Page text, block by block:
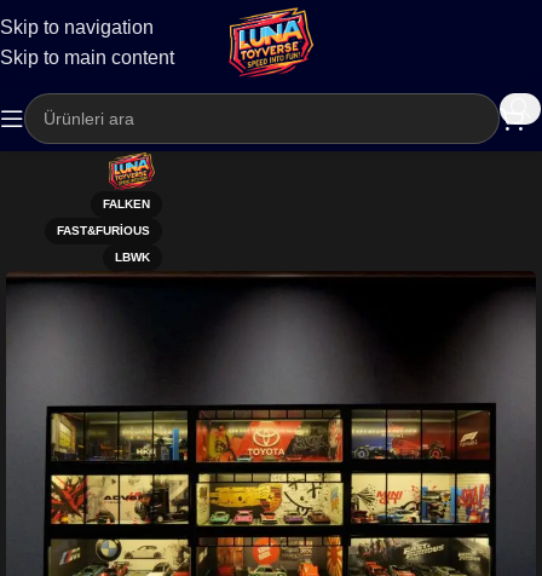
Skip to navigation
Skip to main content
Kargo
FALKEN
FAST&FURIOUS
LBWK